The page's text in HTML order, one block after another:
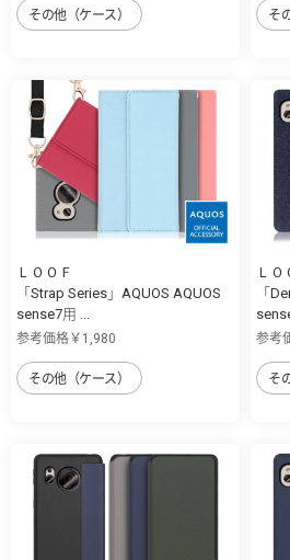
その他（ケース） そ
ＬＯＯＦ
「Strap Series」AQUOS AQUOS
sense7用 ...
参考価格￥1,980
その他（ケース）
ＬＯ
「
参考
そ